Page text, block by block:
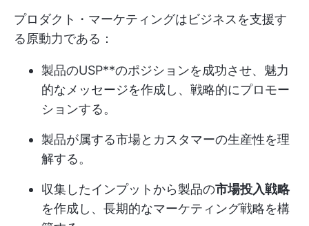
プロダクト・マーケティングはビジネスを支援す
る原動力である：
製品のUSP**のポジションを成功させ、魅力
的なメッセージを作成し、戦略的にプロモー
ションする。
製品が属する市場とカスタマーの生産性を理
解する。
収集したインプットから製品の市場投入戦略
を作成し、長期的なマーケティング戦略を構